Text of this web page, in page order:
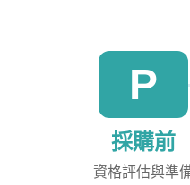
P
採購前
資格評估與準